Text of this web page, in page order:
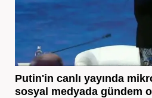
Putin'in canlı yayında
sosyal medyada gündem